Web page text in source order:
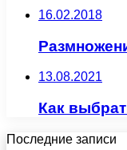
16.02.2018
13.08.2021
Как
Последние записи